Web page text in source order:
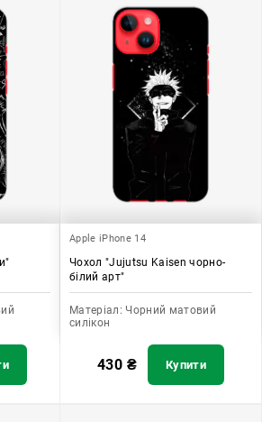
Apple iPhone 14
Чохол "Jujutsu Kaisen чорно-
білий арт"
Матеріал: Чорний матовий
силікон
430 ₴ Купити